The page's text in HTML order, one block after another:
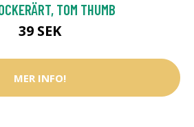
TOM THUMB
39 SEK
MER INFO!